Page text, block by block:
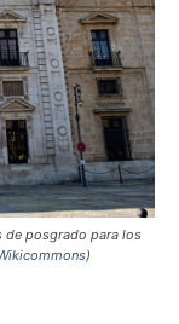
de posgrado para los
)